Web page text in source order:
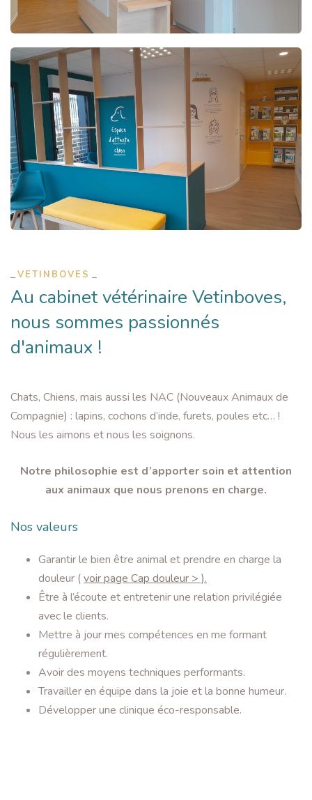
VETINBOVES
Au cabinet vétérinaire Vetinboves,
nous sommes passionnés
d'animaux !
Chats, Chiens, mais aussi les NAC (Nouveaux Animaux de
Compagnie) : lapins, cochons d’inde, furets, poules etc… !
Nous les aimons et nous les soignons.
Notre philosophie est d’apporter soin et attention
aux animaux que nous prenons en charge.
Nos valeurs
Garantir le bien être animal et prendre en charge la
douleur (voir page Cap douleur > ).
Être à l’écoute et entretenir une relation privilégiée
avec le clients.
Mettre à jour mes compétences en me formant
régulièrement.
Avoir des moyens techniques performants.
Travailler en équipe dans la joie et la bonne humeur.
Développer une clinique éco-responsable.